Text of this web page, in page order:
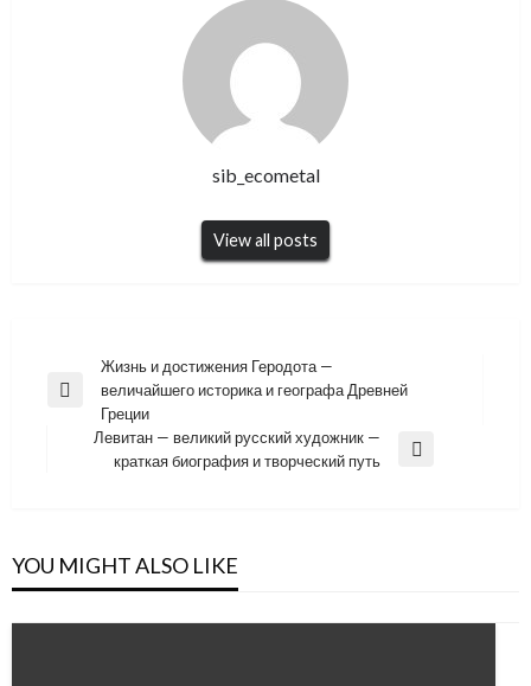
sib_ecometal
View all posts
Навигация
по
записям
Previous
Жизнь и достижения Геродота —
величайшего историка и географа Древней
Греции
Левитан — великий русский художник —
краткая биография и творческий путь
YOU MIGHT ALSO LIKE